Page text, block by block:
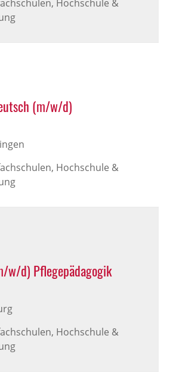
Hochschule &
(m/w/d)
Hochschule &
w/d) Pflegepädagogik
Hochschule &